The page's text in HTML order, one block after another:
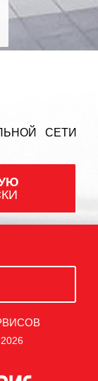
СЕТИ